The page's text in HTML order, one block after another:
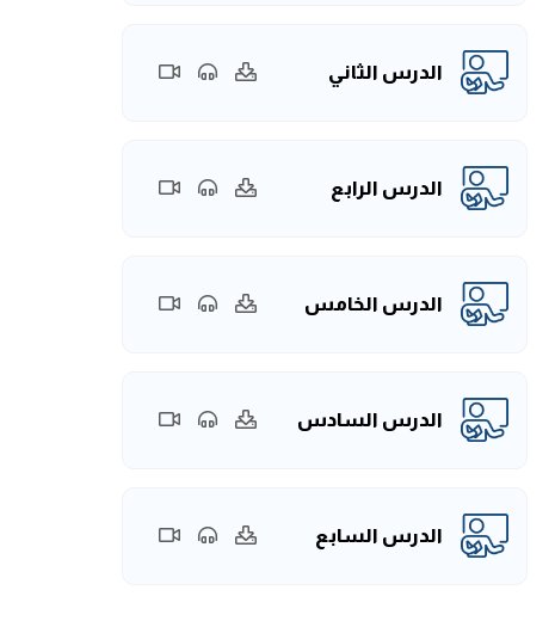
الدرس الثاني
الدرس الرابع
الدرس الخامس
الدرس السادس
الدرس السابع